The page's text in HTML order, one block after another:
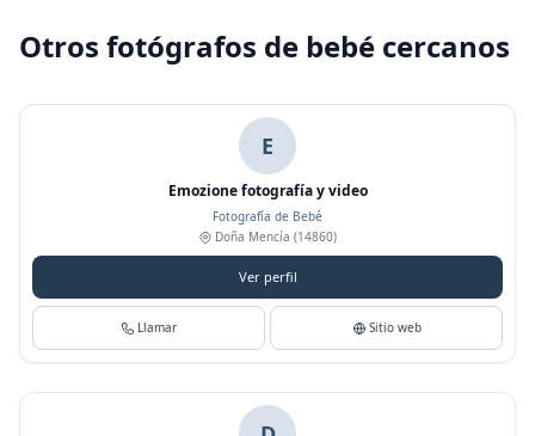
Otros fotógrafos de bebé cercanos
E
Emozione fotografía y video
Fotografía de Bebé
Doña Mencía (14860)
Ver perfil
Llamar Sitio web